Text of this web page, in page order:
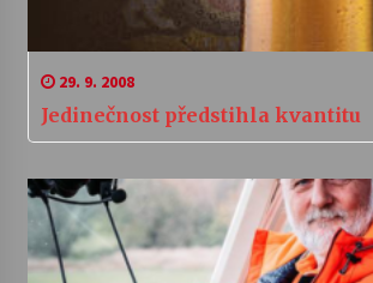
29. 9. 2008
Jedinečnost předstihla kvantitu